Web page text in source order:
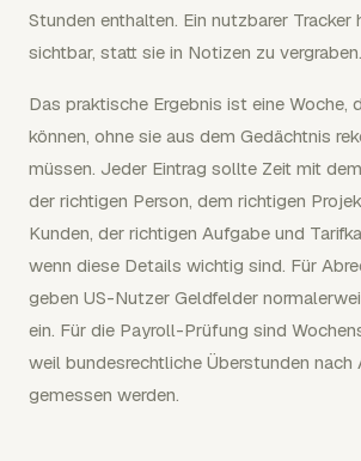
Stunden enthalten. Ein nutzbarer Tracker
sichtbar, statt sie in Notizen zu vergraben.
Das praktische Ergebnis ist eine Woche,
können, ohne sie aus dem Gedächtnis
müssen. Jeder Eintrag sollte Zeit mit
der richtigen Person, dem richtigen
Kunden, der richtigen Aufgabe und
wenn diese Details wichtig sind. Für
geben US-Nutzer Geldfelder
ein. Für die Payroll-Prüfung sind
weil bundesrechtliche Überstunden
gemessen werden.